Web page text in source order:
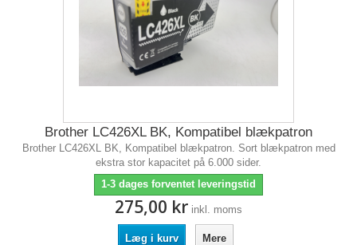
Brother LC426XL BK, Kompatibel blækpatron
Brother LC426XL BK, Kompatibel blækpatron. Sort blækpatron med
ekstra stor kapacitet på 6.000 sider.
1-3 dages forventet leveringstid
275,00 kr inkl. moms
Læg i kurv Mere